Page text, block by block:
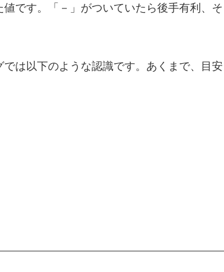
です。「－」がついていたら後手有利、
は以下のような認識です。あくまで、目